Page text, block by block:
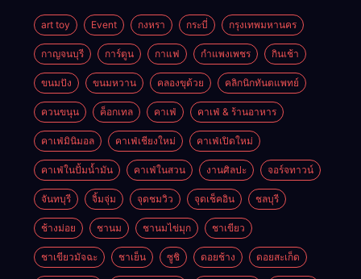
art toy Event กงหรา กระบี่ กรุงเทพมหานคร
กาญจนบุรี การ์ตูน กาแฟ กำแพงเพชร กินเช้า
ขนมปัง ขนมหวาน คลองขุด้วย คลิกนิกทันตแพทย์
ควนขนุน ค็อกเทล คาเฟ่ คาเฟ่ & ร้านอาหาร
คาเฟ่มินิมอล คาเฟ่เชียงใหม่ คาเฟ่เปิดใหม่
คาเฟ่ในปั้มน้ำมัน คาเฟ่ในสวน งานศิลปะ จอร์จทาวน์
จันทบุรี จิ้มจุ่ม จุดชมวิว จุดเช็คอิน ชลบุรี
ช้างม่อย ชานม ชานมไข่มุก ชาเขียว
ชาเขียวมัจฉะ ชาเย็น ซูชิ ดอยช้าง ดอยสะเก็ด